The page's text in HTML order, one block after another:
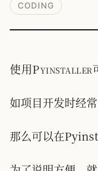
CODING
使用Pyinstaller
如项目开发时经
那么可以在